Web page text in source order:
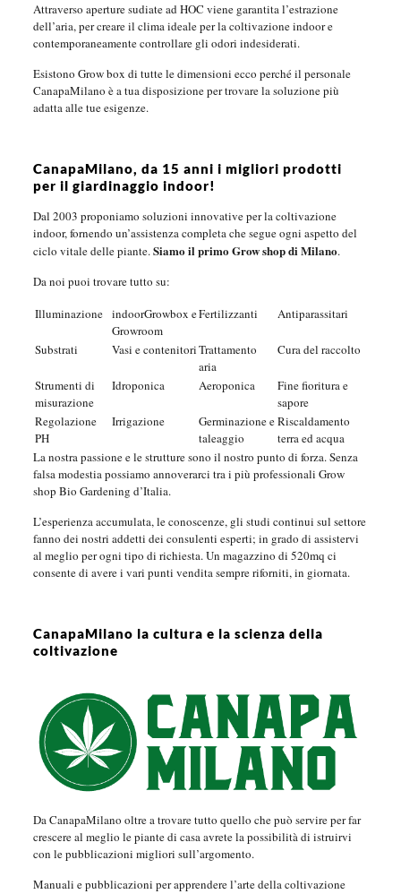
Attraverso aperture sudiate ad HOC viene garantita l’estrazione
dell’aria, per creare il clima ideale per la coltivazione indoor e
contemporaneamente controllare gli odori indesiderati.
Esistono Grow box di tutte le dimensioni ecco perché il personale
CanapaMilano è a tua disposizione per trovare la soluzione più
adatta alle tue esigenze.
CanapaMilano, da 15 anni i migliori prodotti
per il giardinaggio indoor!
Dal 2003 proponiamo soluzioni innovative per la coltivazione
indoor, fornendo un’assistenza completa che segue ogni aspetto del
ciclo vitale delle piante.Siamo il primo Grow shop di Milano.
Da noi puoi trovare tutto su:
Illuminazione indoorGrowbox e
Growroom
Fertilizzanti Antiparassitari
Substrati Vasi e contenitoriTrattamento
aria
Cura del raccolto
Strumenti di
misurazione
Idroponica Aeroponica
Fine fioritura e
sapore
Regolazione
PH
Irrigazione
Germinazione e
taleaggio
Riscaldamento
terra ed acqua
La nostra passione e le strutture sono il nostro punto di forza. Senza
falsa modestia possiamo annoverarci tra i più professionali Grow
shop Bio Gardening d’Italia.
L’esperienza accumulata, le conoscenze, gli studi continui sul settore
fanno dei nostri addetti dei consulenti esperti; in grado di assistervi
al meglio per ogni tipo di richiesta. Un magazzino di 520mq ci
consente di avere i vari punti vendita sempre riforniti, in giornata.
CanapaMilano la cultura e la scienza della
coltivazione
Da CanapaMilano oltre a trovare tutto quello che può servire per far
crescere al meglio le piante di casa avrete la possibilità di istruirvi
con le pubblicazioni migliori sull’argomento.
Manuali e pubblicazioni per apprendere l’arte della coltivazione